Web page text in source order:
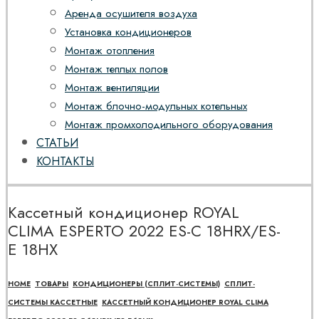
Аренда осушителя воздуха
Установка кондиционеров
Монтаж отопления
Монтаж теплых полов
Монтаж вентиляции
Монтаж блочно-модульных котельных
Монтаж промхолодильного оборудования
СТАТЬИ
КОНТАКТЫ
Кассетный кондиционер ROYAL
CLIMA ESPERTO 2022 ES-C 18HRX/ES-
E 18HX
HOME ТОВАРЫ КОНДИЦИОНЕРЫ (СПЛИТ-СИСТЕМЫ) СПЛИТ-
СИСТЕМЫ КАССЕТНЫЕ КАССЕТНЫЙ КОНДИЦИОНЕР ROYAL CLIMA